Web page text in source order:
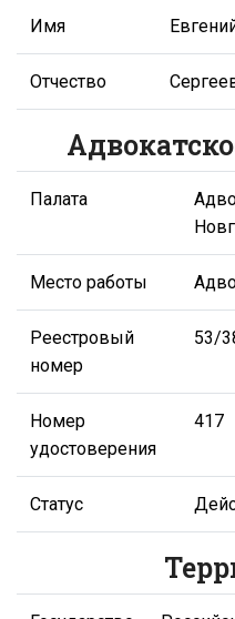
Имя
Отчество
Палата
Место работы
Реестровый
номер
53/
Номер
удостоверения
417
Статус